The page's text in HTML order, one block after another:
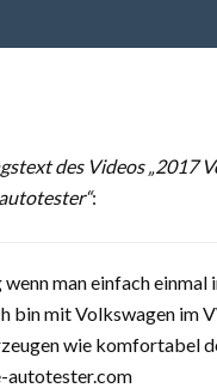
des Videos „2017
:
man einfach
bin mit Volkswagen im
wie komfortabel
autotester.com